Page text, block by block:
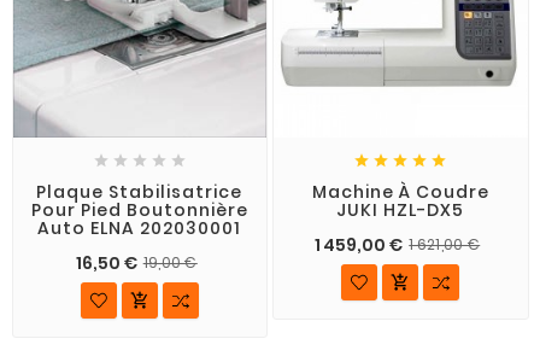
    
Plaque Stabilisatrice
Pour Pied Boutonnière
Auto ELNA 202030001
16,50 € 19,00 €

    
Machine À Coudre
JUKI HZL-DX5
1 459,00 € 1 621,00 €
